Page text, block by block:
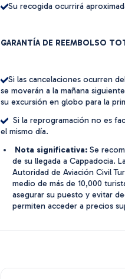
Su recogida ocurrirá
GARANTÍA DE REEMBOLSO
Si las cancelaciones ocurren
se moverán a la mañana
su excursión en globo para la
Si la reprogramación no es
el mismo día.
Nota significativa: Se
de su llegada a Cappadocia.
Autoridad de Aviación Civil
medio de más de 10,000
asegurar su puesto y evitar
permiten acceder a precios